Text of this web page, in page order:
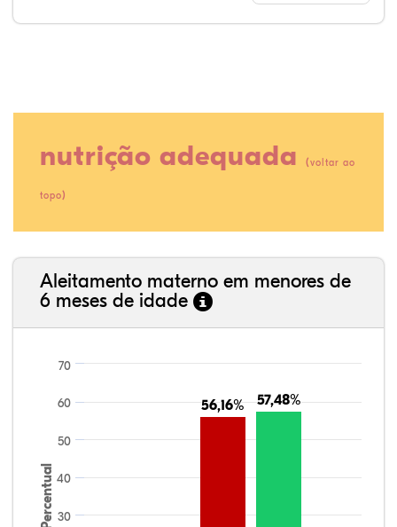
nutrição adequada (voltar ao
topo)
Aleitamento materno em menores de
6 meses de idade
Percentual
56,16%
56,16% 57,48%
57,48%
30
40
50
60
70
62,18%
3,70%
0,32%
30,79%
0,09%
2,93%
35,89%
3,62%
0,11%
52,11%
2,54%
5,72%